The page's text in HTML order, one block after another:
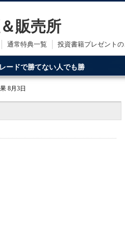
販売所
通常特典一覧 投資書籍プレゼント
ードで勝てない人でも勝
8月3日